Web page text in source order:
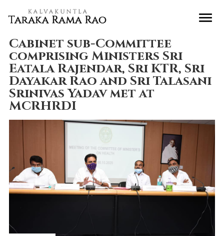
Cabinet sub-Committee
comprising Ministers Sri
Eatala Rajendar, Sri KTR, Sri
Dayakar Rao and Sri Talasani
Srinivas Yadav met at
MCRHRDI